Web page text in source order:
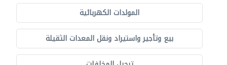
المولدات الكهربائية
بيع وتأجير واستيراد ونقل المعدات الثقيلة